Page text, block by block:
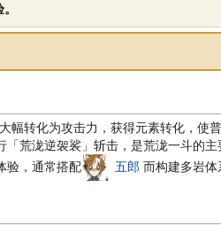
转化为攻击力，获得元素转化，使
荒泷逆袈裟」斩击，是荒泷一斗的
验，通常搭配
五郎 而构建多岩体